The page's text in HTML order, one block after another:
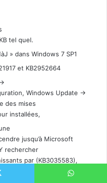
tel quel.
» dans Windows 7 SP1
et KB2952664
Windows Update ->
des mises
installées,
jusqu’à Microsoft
rechercher
par (KB3035583),